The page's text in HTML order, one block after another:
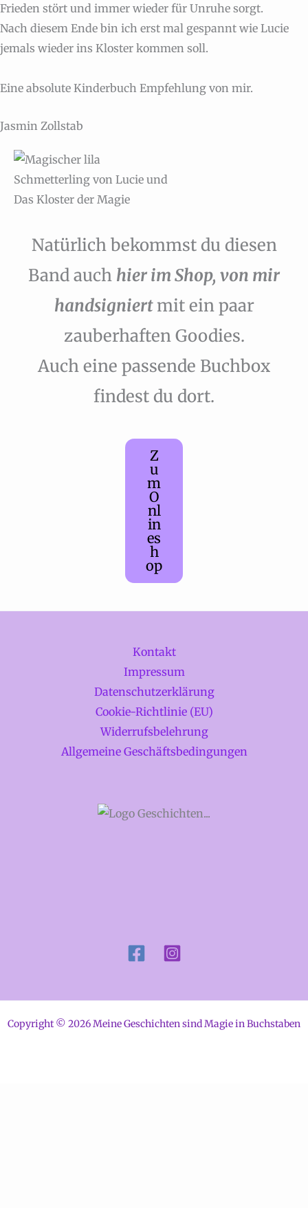
Frieden stört und immer wieder für Unruhe sorgt.
Nach diesem Ende bin ich erst mal gespannt wie Lucie
jemals wieder ins Kloster kommen soll.
Eine absolute Kinderbuch Empfehlung von mir.
Jasmin Zollstab
Natürlich bekommst du diesen
Band auch hier im Shop, von mir
handsigniertmit ein paar
zauberhaften Goodies.
Auch eine passende Buchbox
findest du dort.
Z
u
m
O
nl
in
es
h
op
Kontakt
Impressum
Datenschutzerklärung
Cookie-Richtlinie (EU)
Widerrufsbelehrung
Allgemeine Geschäftsbedingungen
Copyright © 2026 Meine Geschichten sind Magie in Buchstaben